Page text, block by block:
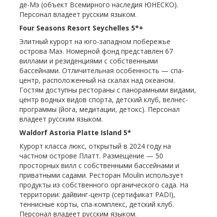
де-Мэ (объект Всемирного наследия ЮНЕСКО).
Персонал владеет русским языком.
Four Seasons Resort Seychelles 5*+
Элитный курорт на юго-западном побережье
острова Маэ. Номерной фонд представлен 67
виллами и резиденциями с собственными
бассейнами. Отличительная особенность — спа-
центр, расположенный на скалах над океаном.
Гостям доступны рестораны с панорамными видами,
центр водных видов спорта, детский клуб, велнес-
программы (йога, медитации, детокс). Персонал
владеет русским языком.
Waldorf Astoria Platte Island 5*
Курорт класса люкс, открытый в 2024 году на
частном острове Платт. Размещение — 50
просторных вилл с собственными бассейнами и
приватными садами. Ресторан Moulin использует
продукты из собственного органического сада. На
территории: дайвинг-центр (сертификат PADI),
теннисные корты, спа-комплекс, детский клуб.
Персонал владеет русским языком.